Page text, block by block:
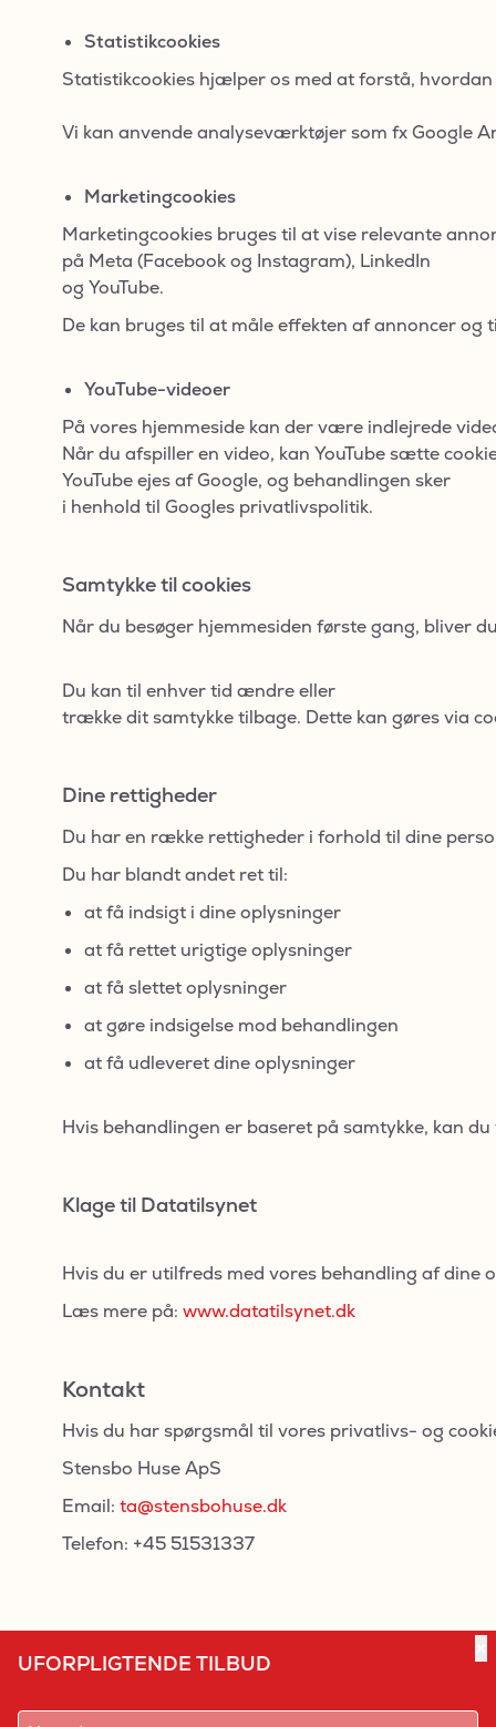
Statistikcookies
Statistikcookies hjælper os med at forstå,
Vi kan anvende analyseværktøjer som fx Google
Marketingcookies
Marketingcookies bruges til at vise relevante
på Meta (Facebook og Instagram), LinkedIn
og YouTube.
De kan bruges til at måle effekten af annoncer
YouTube-videoer
På vores hjemmeside kan der være indlejrede
Når du afspiller en video, kan YouTube sætte
YouTube ejes af Google, og behandlingen sker
i henhold til Googles privatlivspolitik.
Samtykke til cookies
Når du besøger hjemmesiden første gang, bliver
Du kan til enhver tid ændre eller
trække dit samtykke tilbage. Dette kan gøres via
Dine rettigheder
Du har en række rettigheder i forhold til dine
Du har blandt andet ret til:
at få indsigt i dine oplysninger
at få rettet urigtige oplysninger
at få slettet oplysninger
at gøre indsigelse mod behandlingen
at få udleveret dine oplysninger
Hvis behandlingen er baseret på samtykke, kan
Klage til Datatilsynet
Hvis du er utilfreds med vores behandling af dine
Læs mere på: www.datatilsynet.dk
Kontakt
Hvis du har spørgsmål til vores privatlivs- og
Stensbo Huse ApS
Email: ta@stensbohuse.dk
Telefon: +45 51531337
UFORPLIGTENDE TILBUD